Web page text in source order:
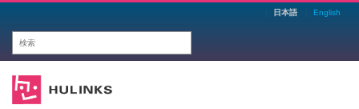
日本語 English